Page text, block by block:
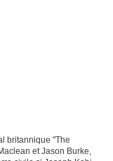
britannique "The
et Jason Burke,